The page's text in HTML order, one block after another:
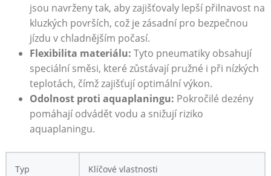
jsou navrženy tak, aby zajišťovaly lepší přilnavost na
kluzkých površích, což ‌je zásadní pro bezpečnou
jízdu v chladnějším počasí.
Flexibilita​ materiálu: Tyto pneumatiky obsahují
speciální směsi, které zůstávají pružné i při nízkých
teplotách,⁣ čímž zajišťují optimální výkon.
Odolnost ⁤proti aquaplaningu: Pokročilé dezény
pomáhají odvádět‍ vodu a snižují riziko
aquaplaningu.
Typ
Klíčové vlastnosti